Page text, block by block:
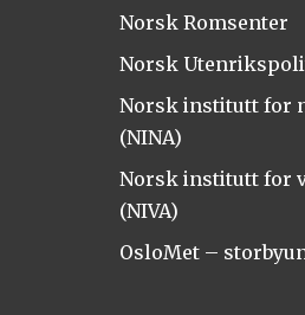
Norsk Romsenter
Norsk
Norsk institutt for
(NINA)
Norsk institutt for
(NIVA)
OsloMet –